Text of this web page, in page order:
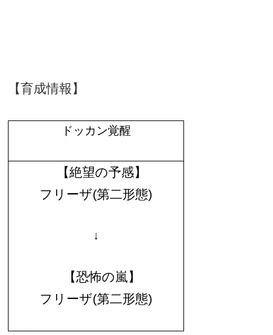
【育成情報】
ドッカン覚醒
【絶望の予感】
フリーザ(第二形態)
↓
【恐怖の嵐】
フリーザ(第二形態)